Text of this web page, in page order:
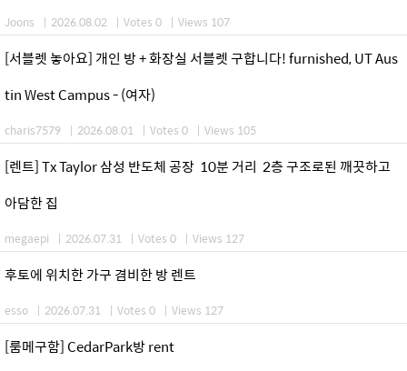
Joons | 2026.08.02 | Votes 0 | Views 107
[서블렛 놓아요] 개인 방 + 화장실 서블렛 구합니다! furnished, UT Aus
tin West Campus - (여자)
charis7579 | 2026.08.01 | Votes 0 | Views 105
[렌트] Tx Taylor 삼성 반도체 공장 10분 거리 2층 구조로된 깨끗하고
아담한 집
megaepi | 2026.07.31 | Votes 0 | Views 127
후토에 위치한 가구 겸비한 방 렌트
esso | 2026.07.31 | Votes 0 | Views 127
[룸메구함] CedarPark방 rent